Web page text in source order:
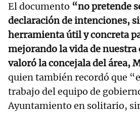
El documento “no pretende
declaración de intenciones,
herramienta útil y concreta
mejorando la vida de
valoró la concejala del área,
quien también recordó que
trabajo del equipo de
Ayuntamiento en solitario,